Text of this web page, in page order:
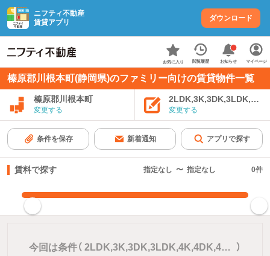
ニフティ不動産
賃貸アプリ
ダウンロード
お気に入り 閲覧履歴 お知らせ マイページ
榛原郡川根本町(静岡県)のファミリー向けの賃貸物件一覧
榛原郡川根本町
変更する 変更する
条件を保存 新着通知 アプリで探す
賃料で探す 指定なし 〜 指定なし 0件
今回は条件（ 2LDK,3K,3DK,3LDK,4K,4DK,4LDK,5DK,5LDK以上
）